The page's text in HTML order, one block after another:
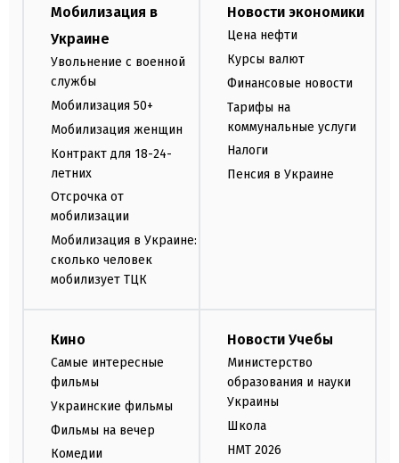
Мобилизация в
Украине
Увольнение с военной
службы
Мобилизация 50+
Мобилизация женщин
Контракт для 18-24-
летних
Отсрочка от
мобилизации
Мобилизация в Украине:
сколько человек
мобилизует ТЦК
Новости экономики
Цена нефти
Курсы валют
Финансовые новости
Тарифы на
коммунальные услуги
Налоги
Пенсия в Украине
Кино
Самые интересные
фильмы
Украинские фильмы
Фильмы на вечер
Комедии
Новости Учебы
Министерство
образования и науки
Украины
Школа
НМТ 2026